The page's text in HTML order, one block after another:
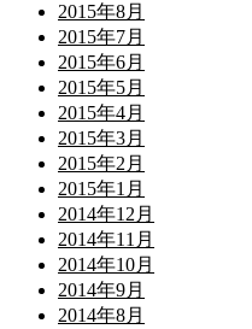
2015年8月
2015年7月
2015年6月
2015年5月
2015年4月
2015年3月
2015年2月
2015年1月
2014年12月
2014年11月
2014年10月
2014年9月
2014年8月